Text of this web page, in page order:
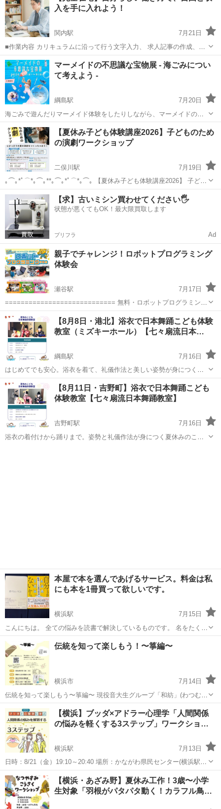
入を手に入れよう！
関内駅
7月21日
■作業内容 カリキュラムに沿って行う文字入力、 求人記事の作成、お
問い合わせ対応、 SNS運営などを担当していただきます。 ・未経験の
方でも安心して始められます ・作業量に応じて報 酬アップが見込めま
す ...
神奈川 横浜市 関内駅 ワークショップ ペース
マーメイドの不思議な宝物展 - 海ごみについ
て考えよう -
綱島駅
7月20日
海ごみで遊んだりマーメイド体験をしたりしながら、マーメイドの宝
物 - 海ごみ - について一緒に考える楽しいイベントです。 大人も子供
も大歓迎、お子様の自由研究にもきっと役立ちます。 入場も体験も無
料です、お気軽にお立ち...
神奈川 横浜市 綱島駅 ワークショップ 会場
【夏休み子ども体験講座2026】子どものため
の演劇ワークショップ
二俣川駅
7月19日
｡⌒｡*ﾟ⌒*｡⌒｡**｡⌒｡*ﾟ⌒*｡⌒｡ 【夏休み子ども体験講座2026】 子ども
のための演劇ワークショップ ｡⌒｡*ﾟ⌒*｡⌒｡**｡⌒｡*ﾟ⌒*｡⌒｡ 旭区内の
小学校でも実施したことがある「演劇」...
神奈川 横浜市 二俣川駅 ワークショップ 子ども
【求】古いミシン買わせてください🖐️
状態が悪くてもOK！最大限買取します
プリフラ Ad
親子でチャレンジ！ロボットプログラミング
体験会
瀬谷駅
7月17日
============================ 無料・ロボットプログラミング
の体験会です！ ============================ ロボットを
組み立て、プログラミングでいろいろな競技に...
神奈川 横浜市 瀬谷駅 ワークショップ 体験会
【8月8日・港北】浴衣で日本舞踊こども体験
教室（ミズキーホール）【七々扇流日本…
綱島駅
7月16日
はじめてでも安心。浴衣を着て、礼儀作法と美しい姿勢が身につく夏
休みの体験教室 横浜で1859年（安政6年）から続く日本舞踊 七々扇流
が、夏休みのこどもたちのために体験教室を開きます。 浴衣の着付け
にはじまり、ご挨...
神奈川 横浜市 綱島駅 ワークショップ 浴衣
【8月11日・吉野町】浴衣で日本舞踊こども
体験教室【七々扇流日本舞踊教室】
吉野町駅
7月16日
浴衣の着付けから踊りまで。姿勢と礼儀作法が身につく夏休みのこど
本屋で本を選んであげるサービス。料金は私
にも本を1冊買って欲しいです。
横浜駅
7月15日
こんにちは。 全ての悩みを読書で解決しているものです。 名をたくみ
と申します。 私は思うのです。 すでに誰かが解決した悩みに悩んでい
る人たちが多いこと。 そして、私は本にお金を使いすぎている。 なの
で、 一緒に...
横浜市 横浜駅 ワークショップ お金
伝統を知って楽しもう！〜箏編〜
横浜市
7月14日
伝統を知って楽しもう〜箏編〜 現役音大生グループ「和紡」(わつむ
ぎ)結成第一弾イベント。フルート、オーボエ、ファゴットのグルー
プ。初回は日本の伝統楽器「お箏」に焦点を当て、体験コーナーも
（未就学児無料） 「さくらさくら...
神奈川 ワークショップ ファゴット
【横浜】ブッダ×アドラー心理学「人間関係
の悩みを軽くする3ステップ」ワークショ…
横浜駅
7月13日
日時：8/21（金）19:10～20:40 場所：かながわ県民センター(横浜駅西
口・徒歩5分) -------------------------------------------------- ❚ ワー...
神奈川 横浜市 横浜駅 ワークショップ アドラー心理学
【横浜・あざみ野】夏休み工作！3歳〜小学
生対象「羽根がパタパタ動く！カラフル鳥…